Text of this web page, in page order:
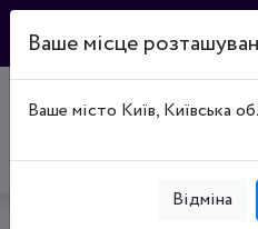
Ваше місце
Ваше місто Київ, Київська
Відміна